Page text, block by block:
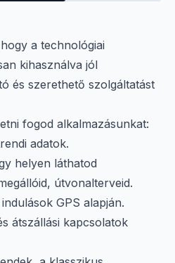
a technológiai
kihasználva jól
és szerethető szolgáltatást
fogod alkalmazásunkat:
adatok.
helyen láthatod
útvonalterveid.
GPS alapján.
átszállási kapcsolatok